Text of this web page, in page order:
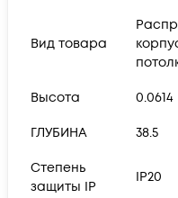
Вид товара
Высота 0.0614
ГЛУБИНА 38.5
Степень
защиты IP
IP20